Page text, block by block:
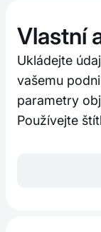
Vlastní
Ukládejte
vašemu
parametry
Používejte